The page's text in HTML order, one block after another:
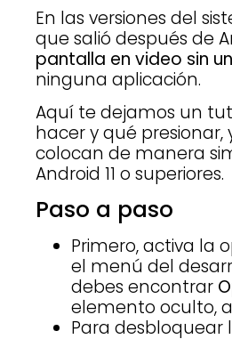
En las versiones del
que salió después de
pantalla en video sin
ninguna aplicación.
Aquí te dejamos un
hacer y qué presionar,
colocan de manera
Android 11 o superiores.
Paso a paso
Primero, activa la
el menú del
debes encontrar
elemento oculto,
Para desbloquear